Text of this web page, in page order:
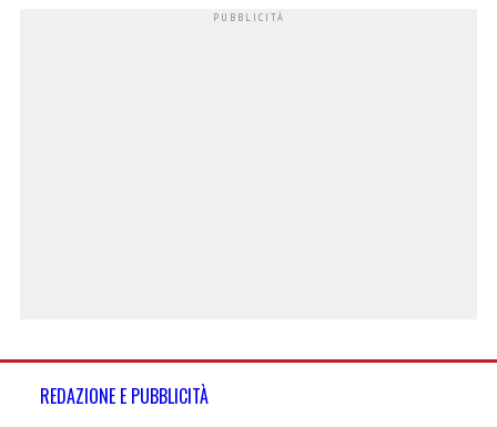
REDAZIONE E PUBBLICITÀ